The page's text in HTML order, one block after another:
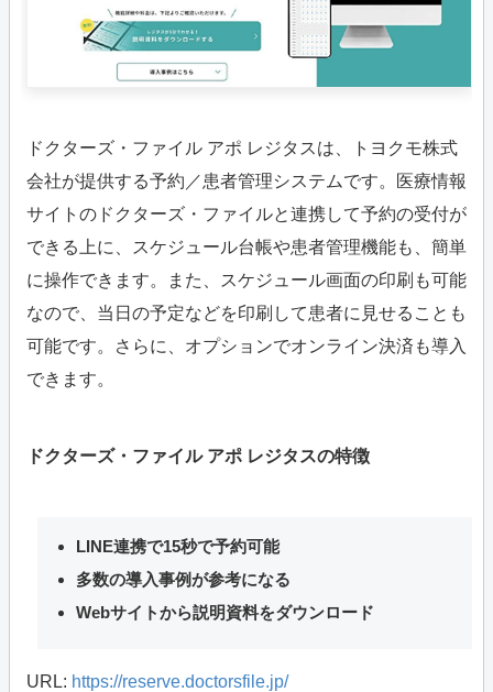
ドクターズ・ファイル アポ レジタスは、トヨクモ株式
会社が提供する予約／患者管理システムです。医療情報
サイトのドクターズ・ファイルと連携して予約の受付が
できる上に、スケジュール台帳や患者管理機能も、簡単
に操作できます。また、スケジュール画面の印刷も可能
なので、当日の予定などを印刷して患者に見せることも
可能です。さらに、オプションでオンライン決済も導入
できます。
ドクターズ・ファイル アポ レジタスの特徴
LINE連携で15秒で予約可能
多数の導入事例が参考になる
Webサイトから説明資料をダウンロード
URL: https://reserve.doctorsfile.jp/